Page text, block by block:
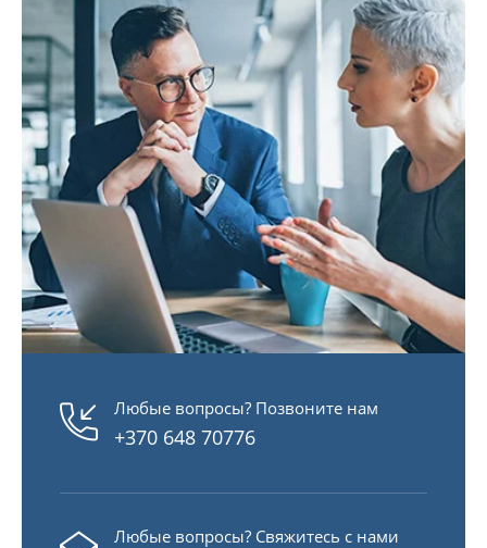
Любые вопросы? Позвоните нам
+370 648 70776
Любые вопросы? Свяжитесь с нами